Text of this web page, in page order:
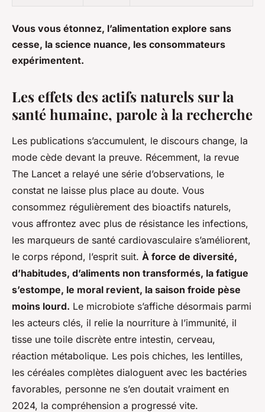
Vous vous étonnez, l’alimentation explore sans
cesse, la science nuance, les consommateurs
expérimentent.
Les effets des actifs naturels sur la
santé humaine, parole à la recherche
Les publications s’accumulent, le discours change, la
mode cède devant la preuve. Récemment, la revue
The Lancet a relayé une série d’observations, le
constat ne laisse plus place au doute. Vous
consommez régulièrement des bioactifs naturels,
vous affrontez avec plus de résistance les infections,
les marqueurs de santé cardiovasculaire s’améliorent,
le corps répond, l’esprit suit. À force de diversité,
d’habitudes, d’aliments non transformés, la fatigue
s’estompe, le moral revient, la saison froide pèse
moins lourd. Le microbiote s’affiche désormais parmi
les acteurs clés, il relie la nourriture à l’immunité, il
tisse une toile discrète entre intestin, cerveau,
réaction métabolique. Les pois chiches, les lentilles,
les céréales complètes dialoguent avec les bactéries
favorables, personne ne s’en doutait vraiment en
2024, la compréhension a progressé vite.